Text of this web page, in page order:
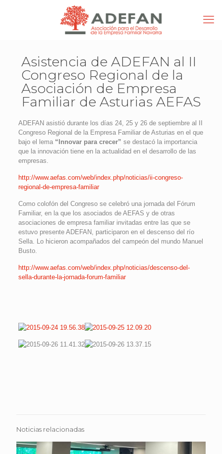
Asistencia de ADEFAN al II
Congreso Regional de la
Asociación de Empresa
Familiar de Asturias AEFAS
ADEFAN asistió durante los días 24, 25 y 26 de septiembre al II
Congreso Regional de la Empresa Familiar de Asturias en el que
bajo el lema “Innovar para crecer” se destacó la importancia
que la innovación tiene en la actualidad en el desarrollo de las
empresas.
http://www.aefas.com/web/index.php/noticias/ii-congreso-
regional-de-empresa-familiar
Como colofón del Congreso se celebró una jornada del Fórum
Familiar, en la que los asociados de AEFAS y de otras
asociaciones de empresa familiar invitadas entre las que se
estuvo presente ADEFAN, participaron en el descenso del río
Sella. Lo hicieron acompañados del campeón del mundo Manuel
Busto.
http://www.aefas.com/web/index.php/noticias/descenso-del-
sella-durante-la-jornada-forum-familiar
Noticias relacionadas